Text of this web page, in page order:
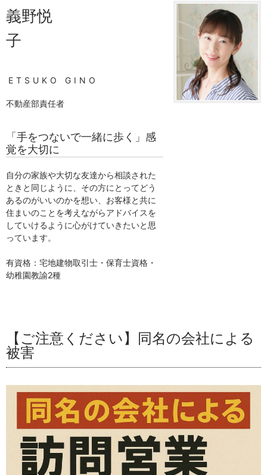
義野悦
子
ETSUKO GINO
不動産部責任者
「手をつないで一緒に歩く」感
覚を大切に
自分の家族や大切な友達から相談された
ときと同じように、その方にとってどう
あるのがいいのかを想い、お客様と共に
住まいのことを考えながらアドバイスを
していけるように心がけていきたいと思
っています。
有資格：宅地建物取引士・保育士資格・
幼稚園教諭2種
【ご注意ください】同名の会社による
被害